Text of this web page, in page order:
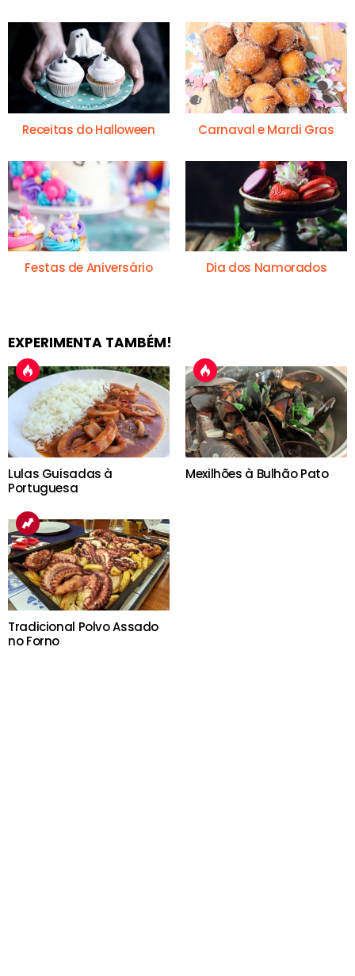
Receitas do Halloween Carnaval e Mardi Gras
Festas de Aniversário Dia dos Namorados
EXPERIMENTA TAMBÉM!
Lulas Guisadas à
Portuguesa
Mexilhões à Bulhão Pato
Tradicional Polvo Assado
no Forno